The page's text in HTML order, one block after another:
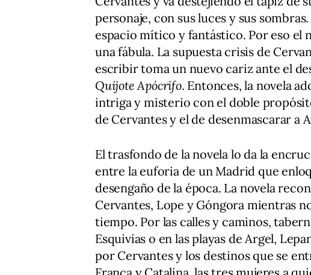
personaje, con sus luces y sus
espacio mítico y fantástico. Por eso el
una fábula. La supuesta crisis de
escribir toma un nuevo cariz ante el
Quijote Apócrifo. Entonces, la novela
intriga y misterio con el doble
de Cervantes y el de desenmascarar a
El trasfondo de la novela lo da la
entre la euforia de un Madrid que
desengaño de la época. La novela
Cervantes, Lope y Góngora mientras
tiempo. Por las calles y caminos,
Esquivias o en las playas de Argel,
por Cervantes y los destinos que se